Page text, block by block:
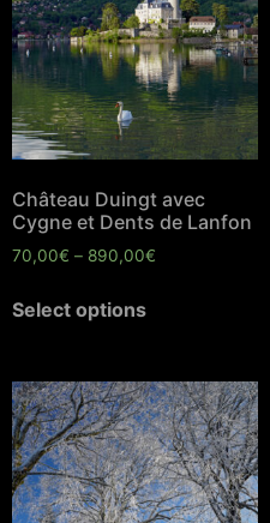
Château Duingt avec
Cygne et Dents de Lanfon
70,00€ – 890,00€
Select options